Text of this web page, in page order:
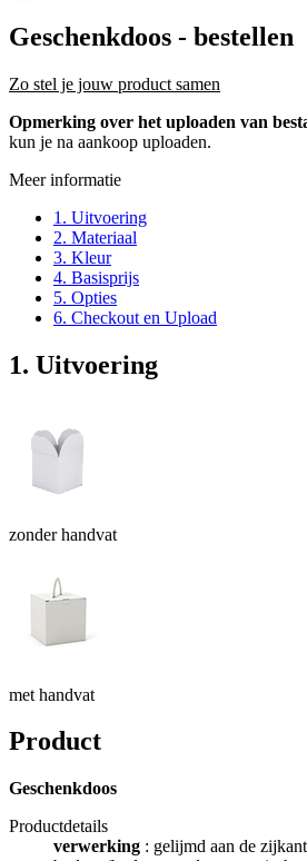
Geschenkdoos - bestellen
Zo stel je jouw product samen
Opmerking over het uploaden van
kun je na aankoop uploaden.
Meer informatie
1. Uitvoering
2. Materiaal
3. Kleur
4. Basisprijs
5. Opties
6. Checkout en Upload
1. Uitvoering
zonder handvat
met handvat
Product
Geschenkdoos
Productdetails
verwerking : gelijmd aan de